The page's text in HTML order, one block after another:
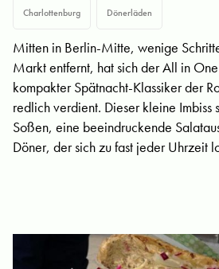
Charlottenburg Dönerläden
Mitten in Berlin-Mitte, wenige
Markt entfernt, hat sich der All in
kompakter Spätnacht-Klassiker der
redlich verdient. Dieser kleine Imbiss
Soßen, eine beeindruckende
Döner, der sich zu fast jeder Uhrzeit